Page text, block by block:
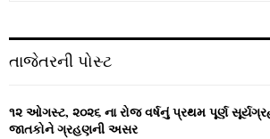
h
o
r
તાજેતરની પોસ્ટ
૧૨ ઓગસ્ટ, ૨૦૨૬ ના રોજ વર્ષનું પ્રથમ પૂર્ણ
જાતકોને ગ્રહણની અસર